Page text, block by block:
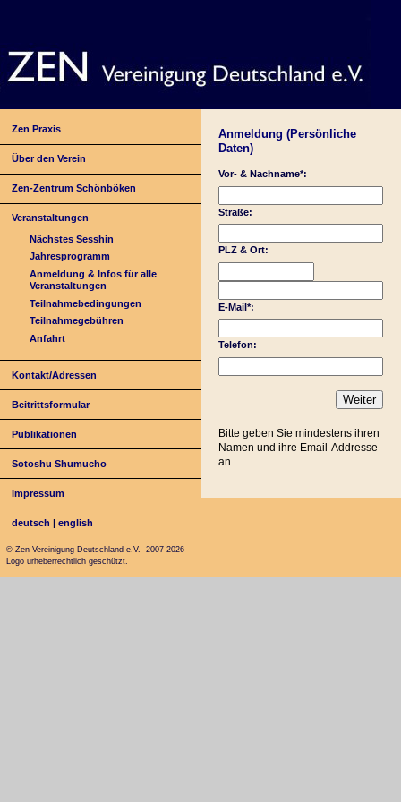
Zen Praxis
Über den Verein
Zen-Zentrum Schönböken
Veranstaltungen
Nächstes Sesshin
Jahresprogramm
Anmeldung & Infos für alle
Veranstaltungen
Teilnahmebedingungen
Teilnahmegebühren
Anfahrt
Kontakt/Adressen
Beitrittsformular
Publikationen
Sotoshu Shumucho
Impressum
deutsch |english
Anmeldung (Persönliche
Daten)
Vor- & Nachname*:
Straße:
PLZ & Ort:
E-Mail*:
Telefon:
Bitte geben Sie mindestens ihren
Namen und ihre Email-Addresse
an.
© Zen-Vereinigung Deutschland e.V. 2007-2026
Logo urheberrechtlich geschützt.